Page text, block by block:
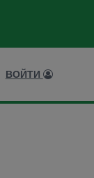
ВОЙТИ